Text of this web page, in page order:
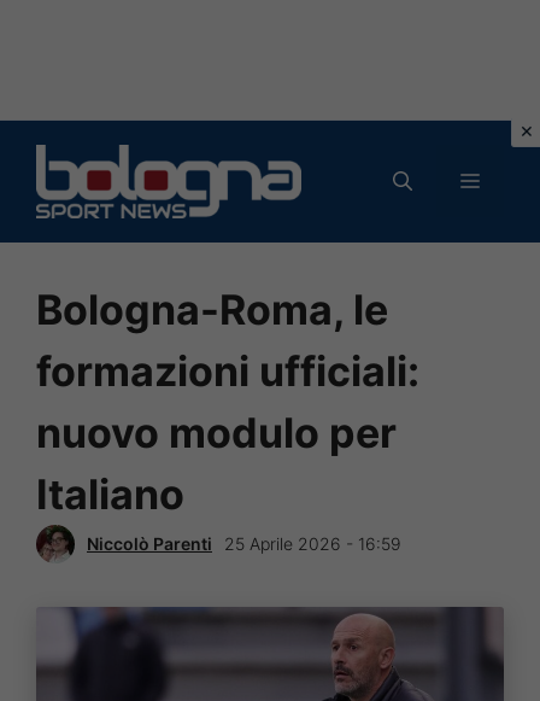
contenuto
MENU
Bologna-Roma, le
formazioni ufficiali:
nuovo modulo per
Italiano
Niccolò Parenti 25 Aprile 2026 - 16:59